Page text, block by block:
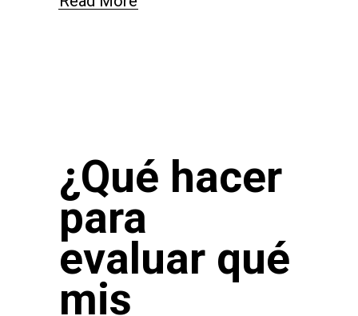
¿Qué hacer
para
evaluar qué
mis